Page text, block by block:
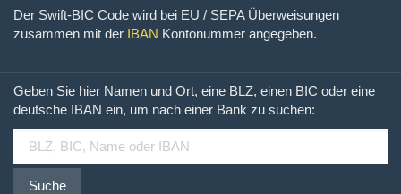
Der Swift-BIC Code wird bei EU / SEPA Überweisungen
zusammen mit der IBAN Kontonummer angegeben.
Geben Sie hier Namen und Ort, eine BLZ, einen BIC oder eine
deutsche IBAN ein, um nach einer Bank zu suchen:
Suche